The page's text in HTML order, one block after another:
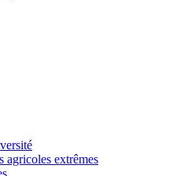
extrêmes